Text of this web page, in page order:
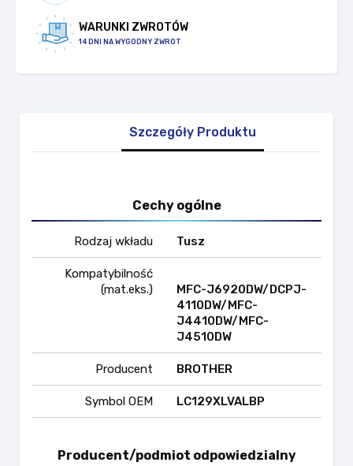
WARUNKI ZWROTÓW
14 DNI NA WYGODNY ZWROT
Szczegóły Produktu
Cechy ogólne
Rodzaj wkładu Tusz
Kompatybilność
(mat.eks.)
MFC-J6920DW/DCPJ-
4110DW/MFC-
J4410DW/MFC-
J4510DW
Producent BROTHER
Symbol OEM LC129XLVALBP
Producent/podmiot odpowiedzialny